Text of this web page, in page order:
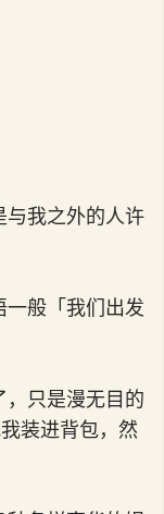
我之外的人许
般「我们出发
只是漫无目的
装进背包，然